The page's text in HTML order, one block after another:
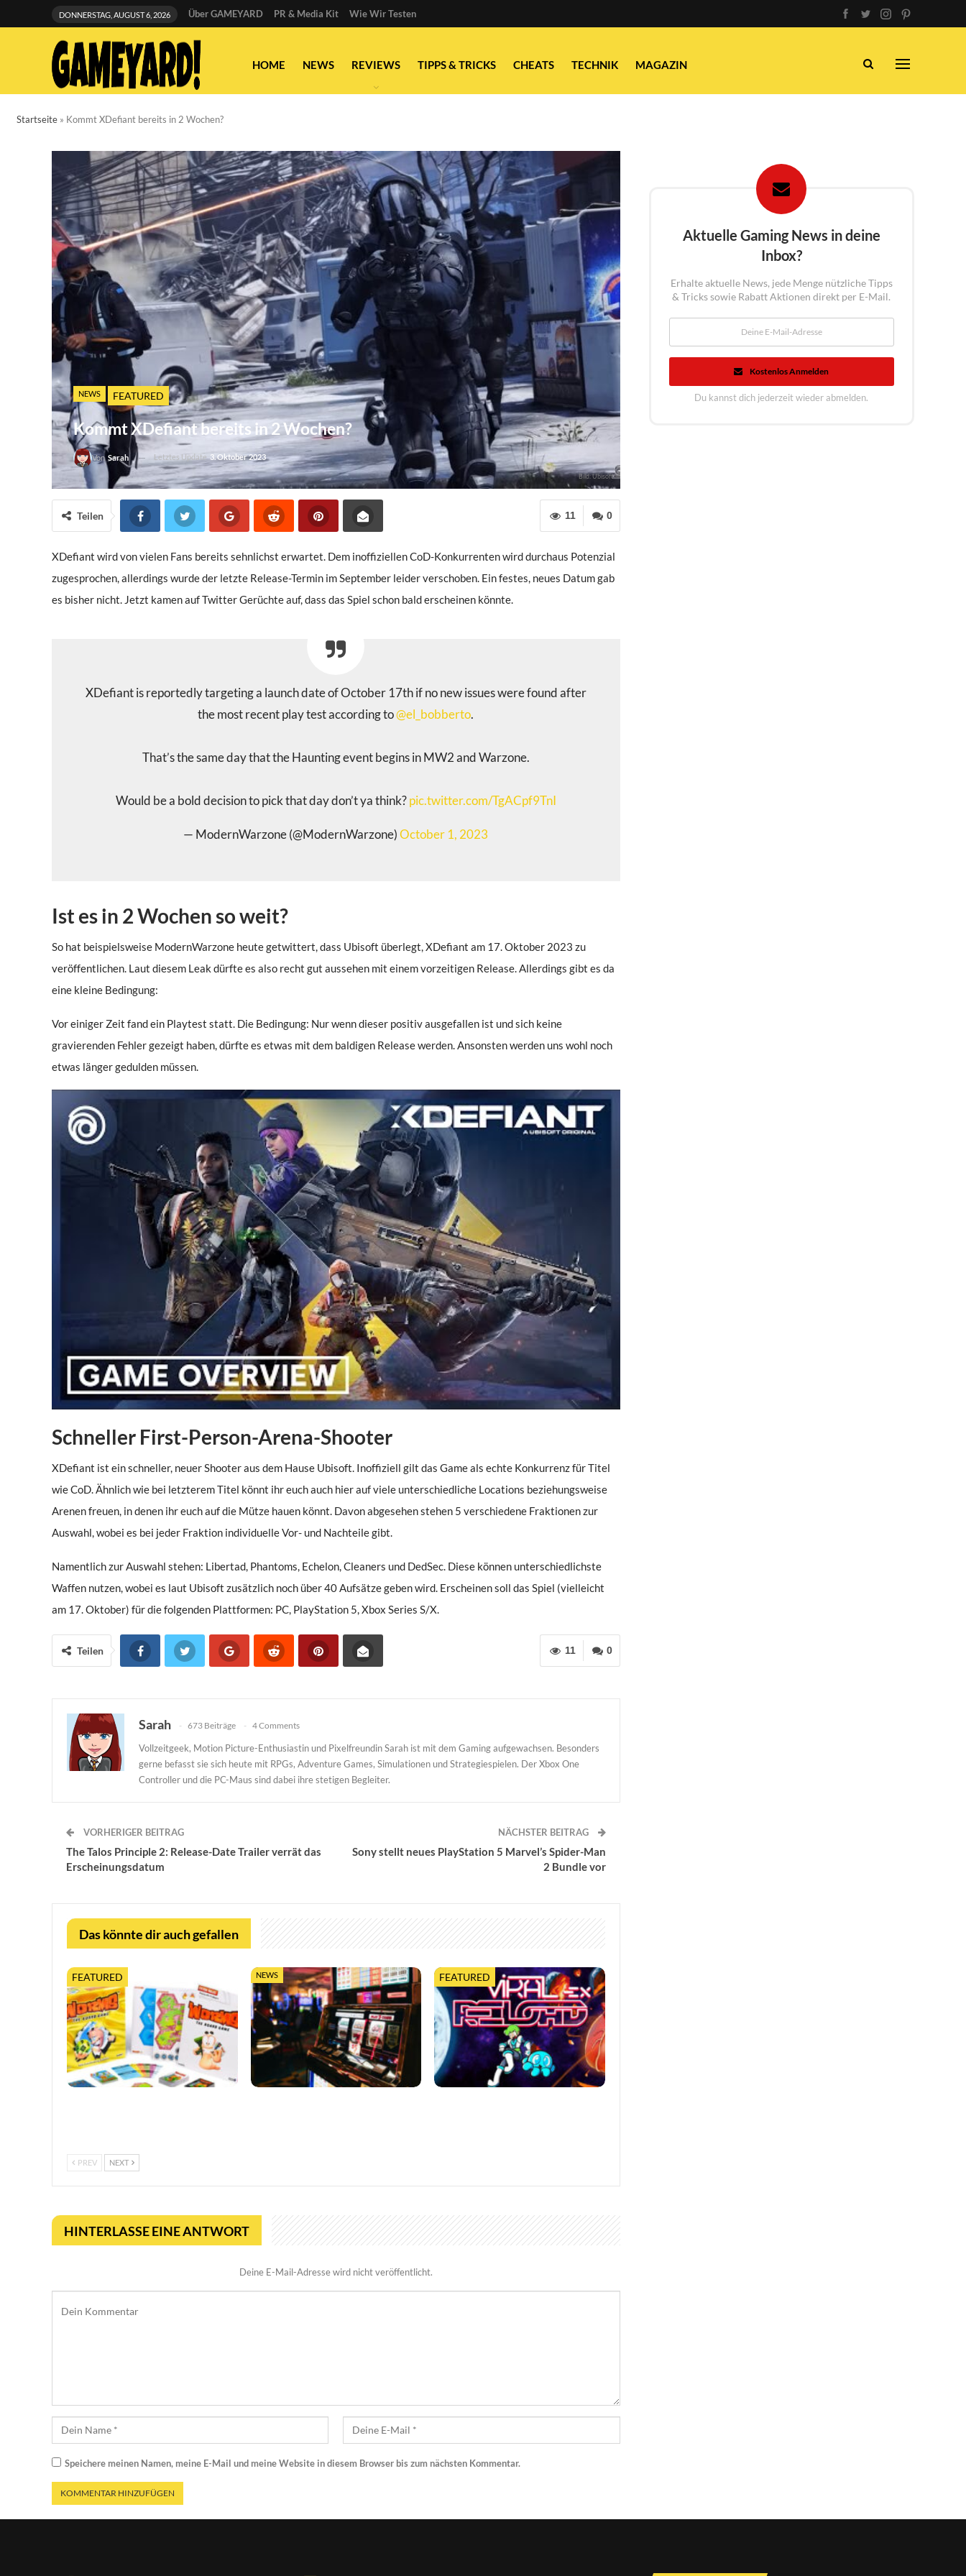
DONNERSTAG, AUGUST 6, 2026 Über GAMEYARD PR & Media Kit Wie Wir Testen
HOME NEWS REVIEWS TIPPS & TRICKS CHEATS TECHNIK MAGAZIN
Startseite » Kommt XDefiant bereits in 2 Wochen?
NEWS FEATURED
Kommt XDefiant bereits in 2 Wochen?
Von Sarah Letztes Update 3. Oktober 2023
Bild: Ubisoft
0
11
Teilen
XDefiant wird von vielen Fans bereits sehnlichst erwartet. Dem inoffiziellen CoD-Konkurrenten wird durchaus Potenzial
zugesprochen, allerdings wurde der letzte Release-Termin im September leider verschoben. Ein festes, neues Datum gab
es bisher nicht. Jetzt kamen auf Twitter Gerüchte auf, dass das Spiel schon bald erscheinen könnte.
XDefiant is reportedly targeting a launch date of October 17th if no new issues were found after
the most recent play test according to@el_bobberto.
That’s the same day that the Haunting event begins in MW2 and Warzone.
Would be a bold decision to pick that day don’t ya think? pic.twitter.com/TgACpf9TnI
— ModernWarzone (@ModernWarzone)October 1, 2023
Ist es in 2 Wochen so weit?
So hat beispielsweise ModernWarzone heute getwittert, dass Ubisoft überlegt, XDefiant am 17. Oktober 2023 zu
veröffentlichen. Laut diesem Leak dürfte es also recht gut aussehen mit einem vorzeitigen Release. Allerdings gibt es da
eine kleine Bedingung:
Vor einiger Zeit fand ein Playtest statt. Die Bedingung: Nur wenn dieser positiv ausgefallen ist und sich keine
gravierenden Fehler gezeigt haben, dürfte es etwas mit dem baldigen Release werden. Ansonsten werden uns wohl noch
etwas länger gedulden müssen.
Schneller First-Person-Arena-Shooter
XDefiant ist ein schneller, neuer Shooter aus dem Hause Ubisoft. Inoffiziell gilt das Game als echte Konkurrenz für Titel
wie CoD. Ähnlich wie bei letzterem Titel könnt ihr euch auch hier auf viele unterschiedliche Locations beziehungsweise
Arenen freuen, in denen ihr euch auf die Mütze hauen könnt. Davon abgesehen stehen 5 verschiedene Fraktionen zur
Auswahl, wobei es bei jeder Fraktion individuelle Vor- und Nachteile gibt.
Namentlich zur Auswahl stehen: Libertad, Phantoms, Echelon, Cleaners und DedSec. Diese können unterschiedlichste
Waffen nutzen, wobei es laut Ubisoft zusätzlich noch über 40 Aufsätze geben wird. Erscheinen soll das Spiel (vielleicht
am 17. Oktober) für die folgenden Plattformen: PC, PlayStation 5, Xbox Series S/X.
0
11
Teilen
Sarah 673 Beiträge 4 Comments
Vollzeitgeek, Motion Picture-Enthusiastin und Pixelfreundin Sarah ist mit dem Gaming aufgewachsen. Besonders
gerne befasst sie sich heute mit RPGs, Adventure Games, Simulationen und Strategiespielen. Der Xbox One
Controller und die PC-Maus sind dabei ihre stetigen Begleiter.
VORHERIGER BEITRAG
The Talos Principle 2: Release-Date Trailer verrät das
Erscheinungsdatum
NÄCHSTER BEITRAG
Sony stellt neues PlayStation 5 Marvel’s Spider-Man
2 Bundle vor
Das könnte dir auch gefallen
FEATURED NEWS FEATURED
PREV NEXT
HINTERLASSE EINE ANTWORT
Deine E-Mail-Adresse wird nicht veröffentlicht.
Speichere meinen Namen, meine E-Mail und meine Website in diesem Browser bis zum nächsten Kommentar.
Aktuelle Gaming News in deine
Inbox?
Erhalte aktuelle News, jede Menge nützliche Tipps
& Tricks sowie Rabatt Aktionen direkt per E-Mail.
Kostenlos Anmelden
Du kannst dich jederzeit wieder abmelden.